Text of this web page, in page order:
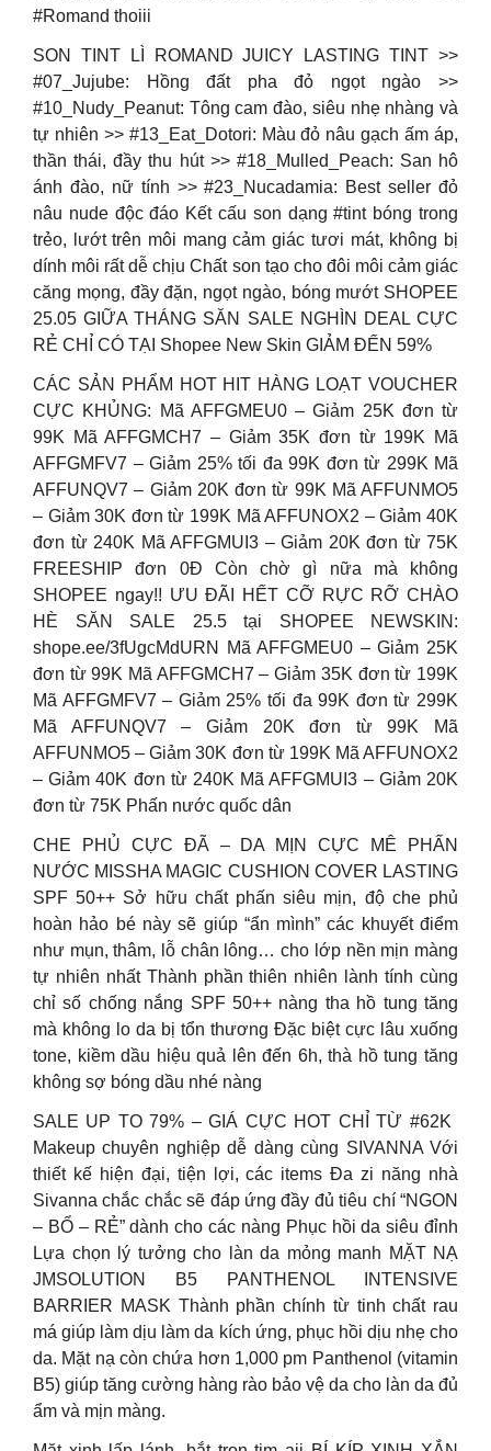
#Romand thoiii
SON TINT LÌ ROMAND JUICY LASTING TINT >>
#07_Jujube: Hồng đất pha đỏ ngọt ngào >>
#10_Nudy_Peanut: Tông cam đào, siêu nhẹ nhàng và
tự nhiên >> #13_Eat_Dotori: Màu đỏ nâu gạch ấm áp,
thần thái, đầy thu hút >> #18_Mulled_Peach: San hô
ánh đào, nữ tính >> #23_Nucadamia: Best seller đỏ
nâu nude độc đáo Kết cấu son dạng #tint bóng trong
trẻo, lướt trên môi mang cảm giác tươi mát, không bị
dính môi rất dễ chịu Chất son tạo cho đôi môi cảm giác
căng mọng, đầy đặn, ngọt ngào, bóng mướt SHOPEE
25.05 GIỮA THÁNG SĂN SALE NGHÌN DEAL CỰC
RẺ CHỈ CÓ TẠI Shopee New Skin GIẢM ĐẾN 59%
CÁC SẢN PHẨM HOT HIT HÀNG LOẠT VOUCHER
CỰC KHỦNG: Mã AFFGMEU0 – Giảm 25K đơn từ
99K Mã AFFGMCH7 – Giảm 35K đơn từ 199K Mã
AFFGMFV7 – Giảm 25% tối đa 99K đơn từ 299K Mã
AFFUNQV7 – Giảm 20K đơn từ 99K Mã AFFUNMO5
– Giảm 30K đơn từ 199K Mã AFFUNOX2 – Giảm 40K
đơn từ 240K Mã AFFGMUI3 – Giảm 20K đơn từ 75K
FREESHIP đơn 0Đ Còn chờ gì nữa mà không
SHOPEE ngay!! ƯU ĐÃI HẾT CỠ RỰC RỠ CHÀO
HÈ SĂN SALE 25.5 tại SHOPEE NEWSKIN:
shope.ee/3fUgcMdURN Mã AFFGMEU0 – Giảm 25K
đơn từ 99K Mã AFFGMCH7 – Giảm 35K đơn từ 199K
Mã AFFGMFV7 – Giảm 25% tối đa 99K đơn từ 299K
Mã AFFUNQV7 – Giảm 20K đơn từ 99K Mã
AFFUNMO5 – Giảm 30K đơn từ 199K Mã AFFUNOX2
– Giảm 40K đơn từ 240K Mã AFFGMUI3 – Giảm 20K
đơn từ 75K Phấn nước quốc dân
CHE PHỦ CỰC ĐÃ – DA MỊN CỰC MÊ PHẤN
NƯỚC MISSHA MAGIC CUSHION COVER LASTING
SPF 50++ Sở hữu chất phấn siêu mịn, độ che phủ
hoàn hảo bé này sẽ giúp “ẩn mình” các khuyết điểm
như mụn, thâm, lỗ chân lông… cho lớp nền mịn màng
tự nhiên nhất Thành phần thiên nhiên lành tính cùng
chỉ số chống nắng SPF 50++ nàng tha hồ tung tăng
mà không lo da bị tổn thương Đặc biệt cực lâu xuống
tone, kiềm dầu hiệu quả lên đến 6h, thà hồ tung tăng
không sợ bóng dầu nhé nàng
SALE UP TO 79% – GIÁ CỰC HOT CHỈ TỪ #62K ️
Makeup chuyên nghiệp dễ dàng cùng SIVANNA Với
thiết kế hiện đại, tiện lợi, các items Đa zi năng nhà
Sivanna chắc chắc sẽ đáp ứng đầy đủ tiêu chí “NGON
– BỔ – RẺ” dành cho các nàng Phục hồi da siêu đỉnh
Lựa chọn lý tưởng cho làn da mỏng manh MẶT NẠ
JMSOLUTION B5 PANTHENOL INTENSIVE
BARRIER MASK Thành phần chính từ tinh chất rau
má giúp làm dịu làm da kích ứng, phục hồi dịu nhẹ cho
da. Mặt nạ còn chứa hơn 1,000 pm Panthenol (vitamin
B5) giúp tăng cường hàng rào bảo vệ da cho làn da đủ
ẩm và mịn màng.